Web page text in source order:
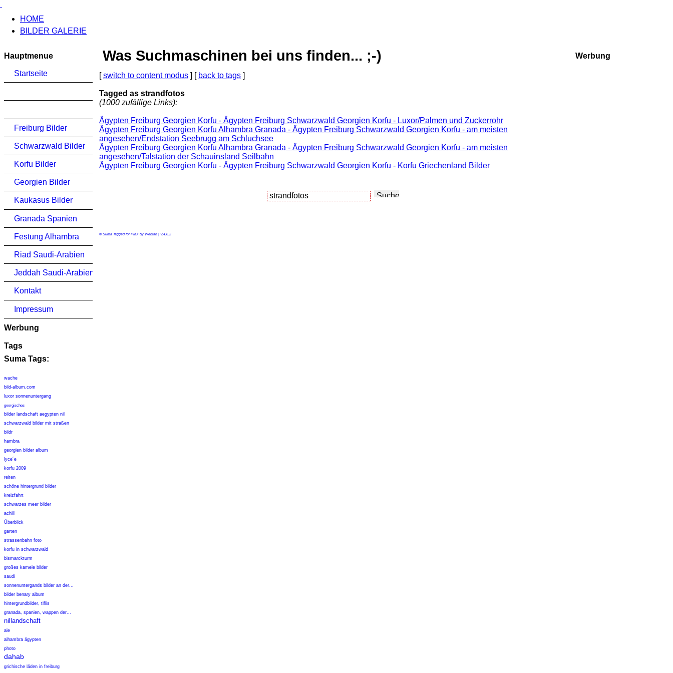
HOME
BILDER GALERIE
Hauptmenue
Startseite
Freiburg Bilder
Schwarzwald Bilder
Korfu Bilder
Georgien Bilder
Kaukasus Bilder
Granada Spanien
Festung Alhambra
Riad Saudi-Arabien
Jeddah Saudi-Arabien
Kontakt
Impressum
Werbung
Tags
Suma Tags:
wache
bild-album.com
luxor sonnenuntergang
georgisches
bilder landschaft aegypten nil
schwarzwald bilder mit straßen
bildr
hambra
georgien bilder album
lyce´e
korfu 2009
reiten
schöne hintergrund bilder
kreizfahrt
schwarzes meer bilder
achill
Überblick
garten
strassenbahn foto
korfu in schwarzwald
bismarckturm
großes kamele bilder
saudi
sonnenuntergands bilder an der...
bilder benary album
hintergrundbilder, tiflis
granada, spanien, wappen der...
nillandschaft
ale
alhambra ägypten
photo
dahab
grichische läden in freiburg
Was Suchmaschinen bei uns finden... ;-)
[switch to content modus ] [ back to tags ]
Tagged as strandfotos
(1000 zufällige Links):
Ägypten Freiburg Georgien Korfu - Ägypten Freiburg Schwarzwald Georgien Korfu - Luxor/Palmen und Zuckerrohr
Ägypten Freiburg Georgien Korfu Alhambra Granada - Ägypten Freiburg Schwarzwald Georgien Korfu - am meisten
angesehen/Endstation Seebrugg am Schluchsee
Ägypten Freiburg Georgien Korfu Alhambra Granada - Ägypten Freiburg Schwarzwald Georgien Korfu - am meisten
angesehen/Talstation der Schauinsland Seilbahn
Ägypten Freiburg Georgien Korfu - Ägypten Freiburg Schwarzwald Georgien Korfu - Korfu Griechenland Bilder
© Suma Tagged for PMX by Webfan | V.4.0.2
Werbung